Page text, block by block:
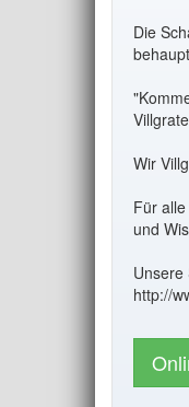
Die
Wir
Für
und
http://